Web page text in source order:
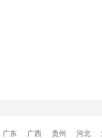
广东 广西 贵州 河北